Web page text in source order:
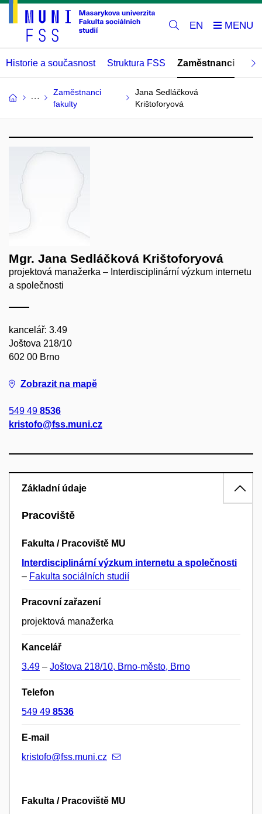
EN
Historie a současnost Struktura FSS Zaměstnanci
Zaměstnanci
fakulty
Jana Sedláčková
Krištoforyová
Mgr. Jana Sedláčková Krištoforyová
projektová manažerka – Interdisciplinární výzkum internetu
a společnosti
kancelář: 3.49
Joštova 218/10
602 00 Brno
Zobrazit na mapě
549 49 8536
kristofo@fss.muni.cz
Základní údaje
Pracoviště
Fakulta / Pracoviště MU
Interdisciplinární výzkum internetu a společnosti
– Fakulta sociálních studií
Pracovní zařazení
projektová manažerka
Kancelář
3.49 – Joštova 218/10, Brno-město, Brno
Telefon
549 49 8536
E-mail
kristofo@fss.muni.cz
Fakulta / Pracoviště MU